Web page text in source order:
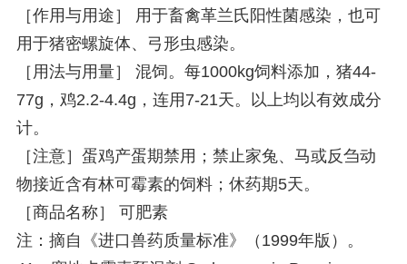
［作用与用途］ 用于畜禽革兰氏阳性菌感染，也可
用于猪密螺旋体、弓形虫感染。
［用法与用量］ 混饲。每1000kg饲料添加，猪44-
77g，鸡2.2-4.4g，连用7-21天。以上均以有效成分
计。
［注意］蛋鸡产蛋期禁用；禁止家兔、马或反刍动
物接近含有林可霉素的饲料；休药期5天。
［商品名称］ 可肥素
注：摘自《进口兽药质量标准》（1999年版）。